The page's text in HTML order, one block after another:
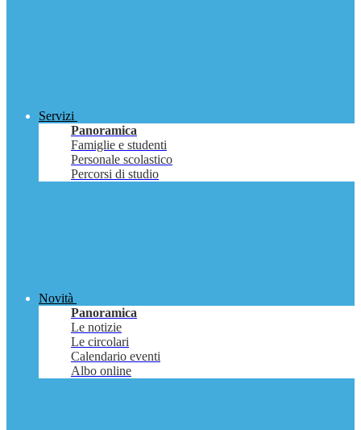
Servizi
Panoramica
Famiglie e studenti
Personale scolastico
Percorsi di studio
Novità
Panoramica
Le notizie
Le circolari
Calendario eventi
Albo online